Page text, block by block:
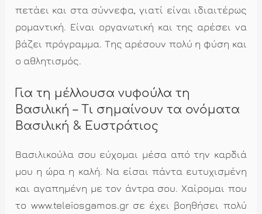
πετάει και στα σύννεφα, γιατί είναι ιδιαιτέρως
ρομαντική. Είναι οργανωτική και της αρέσει να
βάζει πρόγραμμα. Της αρέσουν πολύ η φύση και
ο αθλητισμός.
Για τη μέλλουσα νυφούλα τη
Βασιλική – Τι σημαίνουν τα ονόματα
Βασιλική & Ευστράτιος
Βασιλικούλα σου εύχομαι μέσα από την καρδιά
μου η ώρα η καλή. Να είσαι πάντα ευτυχισμένη
και αγαπημένη με τον άντρα σου. Χαίρομαι που
το www.teleiosgamos.gr σε έχει βοηθήσει πολύ